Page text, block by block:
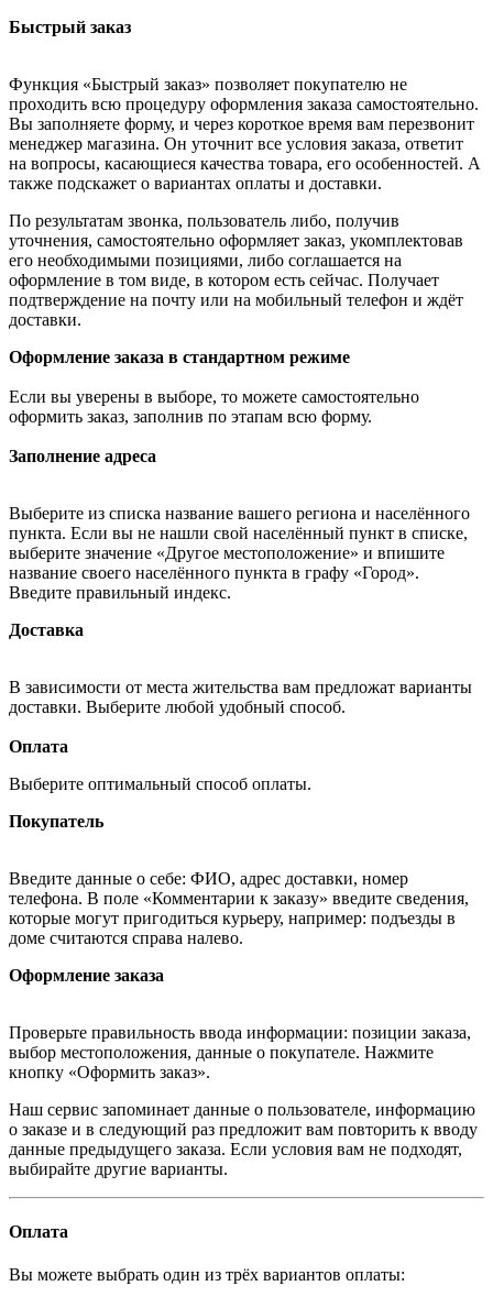
Быстрый заказ
Функция «Быстрый заказ» позволяет покупателю не
проходить всю процедуру оформления заказа самостоятельно.
Вы заполняете форму, и через короткое время вам перезвонит
менеджер магазина. Он уточнит все условия заказа, ответит
на вопросы, касающиеся качества товара, его особенностей. А
также подскажет о вариантах оплаты и доставки.
По результатам звонка, пользователь либо, получив
уточнения, самостоятельно оформляет заказ, укомплектовав
его необходимыми позициями, либо соглашается на
оформление в том виде, в котором есть сейчас. Получает
подтверждение на почту или на мобильный телефон и ждёт
доставки.
Оформление заказа в стандартном режиме
Если вы уверены в выборе, то можете самостоятельно
оформить заказ, заполнив по этапам всю форму.
Заполнение адреса
Выберите из списка название вашего региона и населённого
пункта. Если вы не нашли свой населённый пункт в списке,
выберите значение «Другое местоположение» и впишите
название своего населённого пункта в графу «Город».
Введите правильный индекс.
Доставка
В зависимости от места жительства вам предложат варианты
доставки. Выберите любой удобный способ.
Оплата
Выберите оптимальный способ оплаты.
Покупатель
Введите данные о себе: ФИО, адрес доставки, номер
телефона. В поле «Комментарии к заказу» введите сведения,
которые могут пригодиться курьеру, например: подъезды в
доме считаются справа налево.
Оформление заказа
Проверьте правильность ввода информации: позиции заказа,
выбор местоположения, данные о покупателе. Нажмите
кнопку «Оформить заказ».
Наш сервис запоминает данные о пользователе, информацию
о заказе и в следующий раз предложит вам повторить к вводу
данные предыдущего заказа. Если условия вам не подходят,
выбирайте другие варианты.
Оплата
Вы можете выбрать один из трёх вариантов оплаты: